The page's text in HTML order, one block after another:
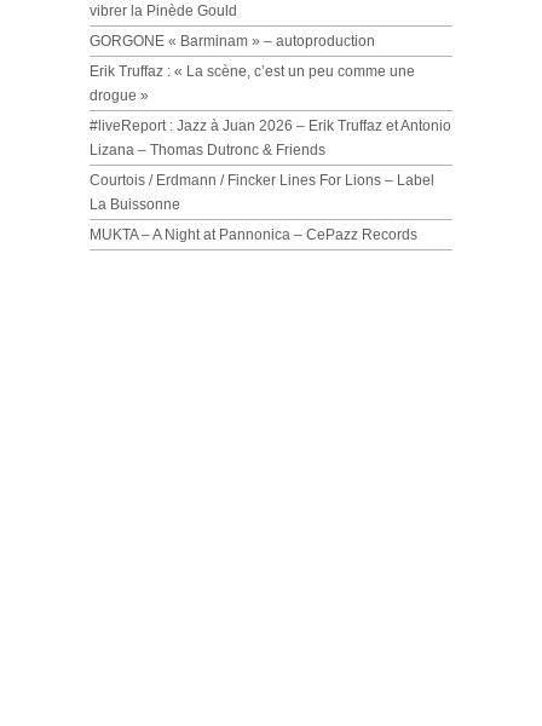
vibrer la Pinède Gould
GORGONE « Barminam » – autoproduction
Erik Truffaz : « La scène, c’est un peu comme une
drogue »
#liveReport : Jazz à Juan 2026 – Erik Truffaz et Antonio
Lizana – Thomas Dutronc & Friends
Courtois / Erdmann / Fincker Lines For Lions – Label
La Buissonne
MUKTA – A Night at Pannonica – CePazz Records